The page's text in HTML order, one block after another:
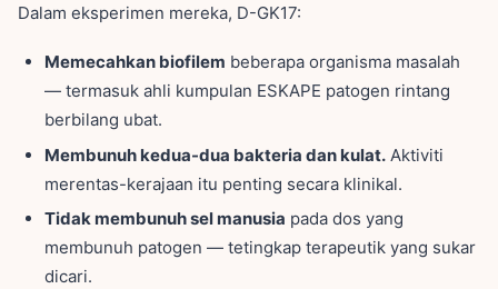
Dalam eksperimen mereka, D-GK17:
Memecahkan biofilem beberapa organisma masalah
— termasuk ahli kumpulan ESKAPE patogen rintang
berbilang ubat.
Membunuh kedua-dua bakteria dan kulat. Aktiviti
merentas-kerajaan itu penting secara klinikal.
Tidak membunuh sel manusia pada dos yang
membunuh patogen — tetingkap terapeutik yang sukar
dicari.